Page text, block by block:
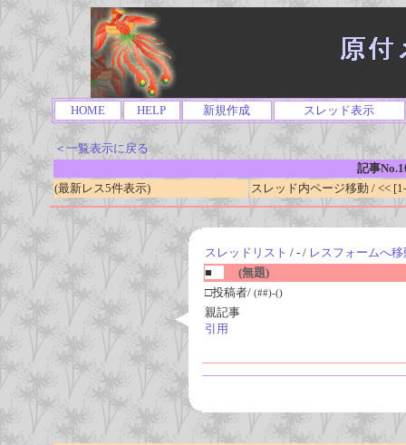
HOME HELP 新規作成 スレッド表示
＜一覧表示に戻る
記事
(最新レス5件表示)
スレッド内ページ移動 / <<
スレッドリスト / - / レスフォームへ移
■
(無題)
□投稿者/ (##)-()
親記事
引用